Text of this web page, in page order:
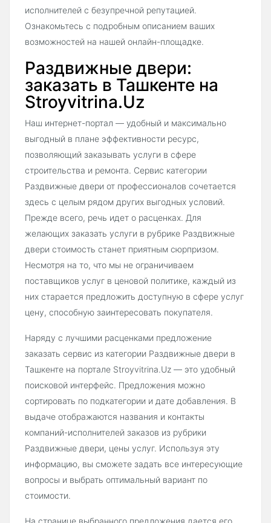
исполнителей с безупречной репутацией.
Ознакомьтесь с подробным описанием ваших
возможностей на нашей онлайн-площадке.
Раздвижные двери:
заказать в Ташкенте на
Stroyvitrina.Uz
Наш интернет-портал — удобный и максимально
выгодный в плане эффективности ресурс,
позволяющий заказывать услуги в сфере
строительства и ремонта. Сервис категории
Раздвижные двери от профессионалов сочетается
здесь с целым рядом других выгодных условий.
Прежде всего, речь идет о расценках. Для
желающих заказать услуги в рубрике Раздвижные
двери стоимость станет приятным сюрпризом.
Несмотря на то, что мы не ограничиваем
поставщиков услуг в ценовой политике, каждый из
них старается предложить доступную в сфере услуг
цену, способную заинтересовать покупателя.
Наряду с лучшими расценками предложение
заказать сервис из категории Раздвижные двери в
Ташкенте на портале Stroyvitrina.Uz — это удобный
поисковой интерфейс. Предложения можно
сортировать по подкатегории и дате добавления. В
выдаче отображаются названия и контакты
компаний-исполнителей заказов из рубрики
Раздвижные двери, цены услуг. Используя эту
информацию, вы сможете задать все интересующие
вопросы и выбрать оптимальный вариант по
стоимости.
На странице выбранного предложения дается его